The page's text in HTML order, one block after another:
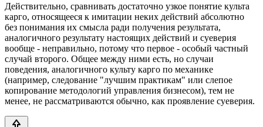
Действительно, сравнивать достаточно узкое понятие культа
карго, относящееся к имитации неких действий абсолютно
без понимания их смысла ради получения результата,
аналогичного результату настоящих действий и суеверия
вообще - неправильно, потому что первое - особый частный
случай второго. Общее между ними есть, но случаи
поведения, аналогичного культу карго по механике
(например, следование "лучшим практикам" или слепое
копирование методологий управления бизнесом), тем не
менее, не рассматриваются обычно, как проявление суеверия.